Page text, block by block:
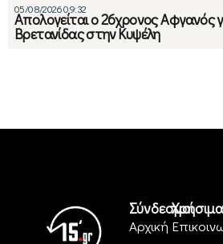
05/08/2026 09:32
Απολογείται ο 26χρονος Αφγανός
Βρετανίδας στην Κυψέλη
Σύνδεσμοι
Αρχική
Χρήσιμα